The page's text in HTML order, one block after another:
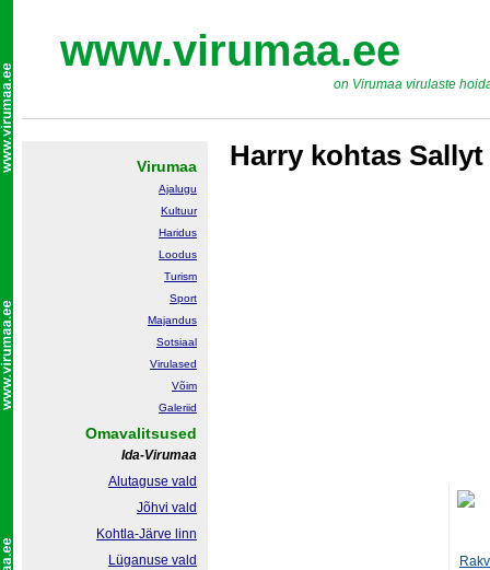
www.virumaa.ee
on Virumaa virulaste
Harry kohtas Sallyt
Virumaa
Ajalugu
Kultuur
Haridus
Loodus
Turism
Sport
Majandus
Sotsiaal
Virulased
Võim
Galeriid
Omavalitsused
Ida-Virumaa
Alutaguse vald
Jõhvi vald
Kohtla-Järve linn
Lüganuse vald